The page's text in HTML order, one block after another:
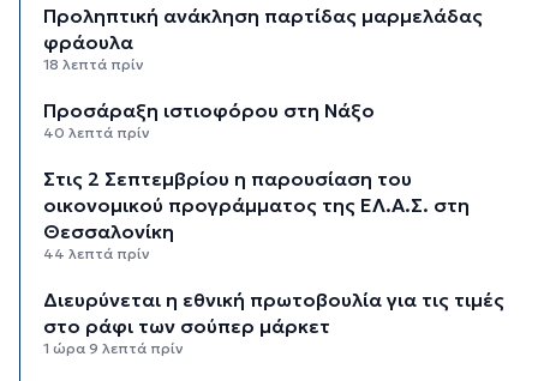
Προληπτική ανάκληση παρτίδας μαρμελάδας
φράουλα
18 λεπτά πρίν
Προσάραξη ιστιοφόρου στη Νάξο
40 λεπτά πρίν
Στις 2 Σεπτεμβρίου η παρουσίαση του
οικονομικού προγράμματος της ΕΛ.Α.Σ. στη
Θεσσαλονίκη
44 λεπτά πρίν
Διευρύνεται η εθνική πρωτοβουλία για τις τιμές
στο ράφι των σούπερ μάρκετ
1 ώρα 9 λεπτά πρίν